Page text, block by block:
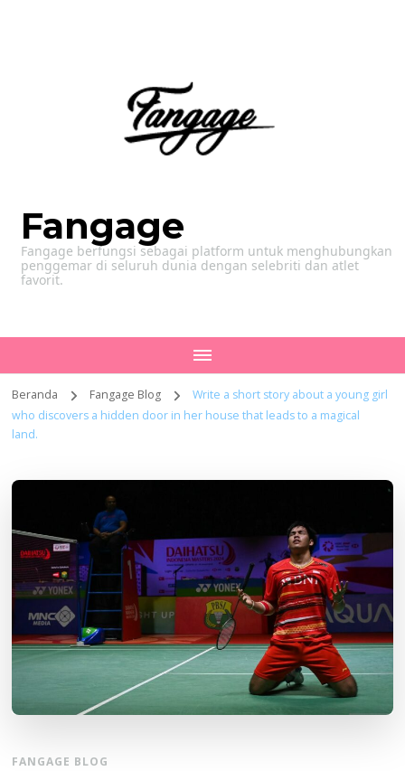
Fangage
Fangage berfungsi sebagai platform untuk menghubungkan
penggemar di seluruh dunia dengan selebriti dan atlet
favorit.
Beranda Fangage Blog
Write a short story about a young girl
who discovers a hidden door in her house that leads to a magical
land.
FANGAGE BLOG